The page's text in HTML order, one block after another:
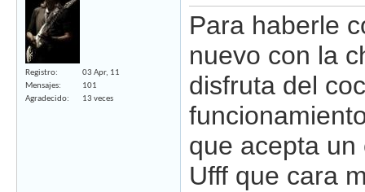
Registro
03 Apr, 11
Mensajes
101
Agradecido
13 veces
Para haberle
nuevo con la
disfruta del
que acepta
Ufff que cara